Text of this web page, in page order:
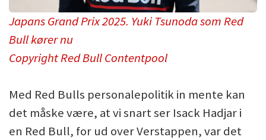
Japans Grand Prix 2025. Yuki Tsunoda som Red
Bull kører nu
Copyright Red Bull Contentpool
Med Red Bulls personalepolitik in mente kan
det måske være, at vi snart ser Isack Hadjar i
en Red Bull, for ud over Verstappen, var det